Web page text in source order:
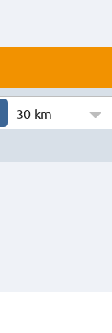
30 km